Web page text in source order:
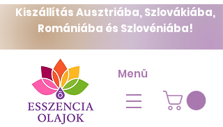
Kiszállítás Ausztriába, Szlovákiába,
Romániába és Szlovéniába!
Menü